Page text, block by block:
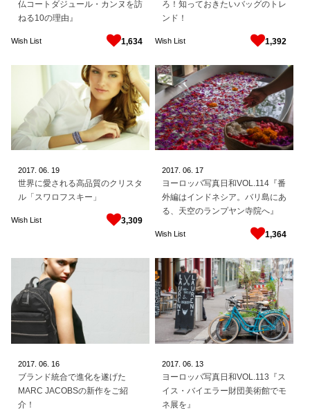
仏コートダジュール・カンヌを訪
ねる10の理由』
1,634
Wish List
ろ！知っておきたいバッグのトレ
ンド！
1,392
Wish List
2017. 06. 19
世界に愛される高品質のクリスタ
ル「スワロフスキー」
3,309
Wish List
2017. 06. 17
ヨーロッパ写真日和VOL.114『番
外編はインドネシア。バリ島にあ
る、天空のランプヤン寺院へ』
1,364
Wish List
2017. 06. 16
ブランド統合で進化を遂げた
MARC JACOBSの新作をご紹
介！
2017. 06. 13
ヨーロッパ写真日和VOL.113『ス
イス・バイエラー財団美術館でモ
ネ展を』